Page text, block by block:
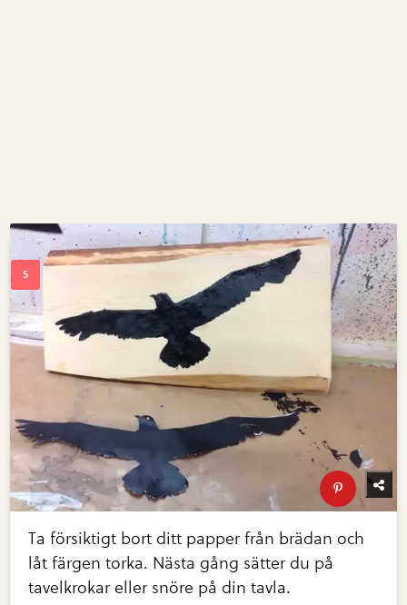
Ta försiktigt bort ditt papper från brädan och
låt färgen torka. Nästa gång sätter du på
tavelkrokar eller snöre på din tavla.